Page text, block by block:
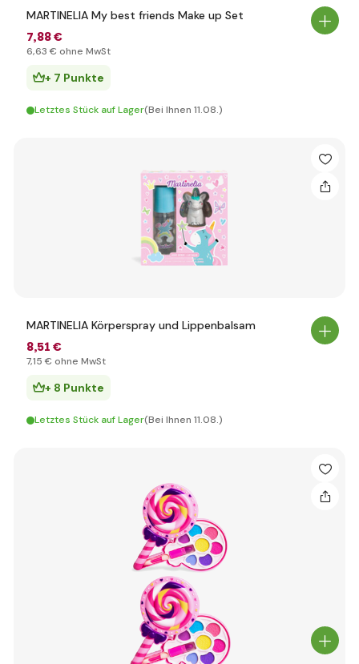
MARTINELIA My best friends Make up Set
7,88 €
6,63 € ohne MwSt
+ 7 Punkte
Letztes Stück auf Lager(Bei Ihnen 11.08.)
MARTINELIA Körperspray und Lippenbalsam
8,51 €
7,15 € ohne MwSt
+ 8 Punkte
Letztes Stück auf Lager(Bei Ihnen 11.08.)